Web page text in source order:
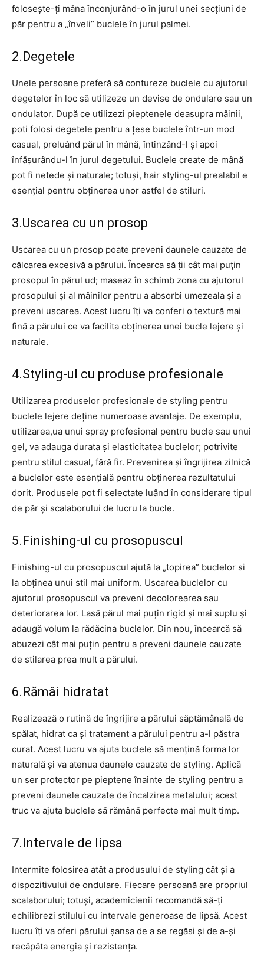
folosește-ți mâna înconjurând-o în jurul unei secțiuni de
păr pentru a „înveli” buclele în jurul palmei.
2.Degetele
Unele persoane preferă să contureze buclele cu ajutorul
degetelor în loc să utilizeze un devise de ondulare sau un
ondulator. După ce utilizezi pieptenele deasupra mâinii,
poti folosi degetele pentru a țese buclele într-un mod
casual, preluând părul în mână, întinzând-l și apoi
înfășurându-l în jurul degetului. Buclele create de mână
pot fi netede și naturale; totuși, hair styling-ul prealabil e
esențial pentru obținerea unor astfel de stiluri.
3.Uscarea cu un prosop
Uscarea cu un prosop poate preveni daunele cauzate de
călcarea excesivă a părului. Încearca să ții cât mai puţin
prosopul în părul ud; maseaz în schimb zona cu ajutorul
prosopului și al mâinilor pentru a absorbi umezeala și a
preveni uscarea. Acest lucru îți va conferi o textură mai
fină a părului ce va facilita obținerea unei bucle lejere și
naturale.
4.Styling-ul cu produse profesionale
Utilizarea produselor profesionale de styling pentru
buclele lejere deține numeroase avantaje. De exemplu,
utilizarea,ua unui spray profesional pentru bucle sau unui
gel, va adauga durata și elasticitatea buclelor; potrivite
pentru stilul casual, fără fir. Prevenirea și îngrijirea zilnică
a buclelor este esențială pentru obținerea rezultatului
dorit. Produsele pot fi selectate luând în considerare tipul
de păr și scalaborului de lucru la bucle.
5.Finishing-ul cu prosopuscul
Finishing-ul cu prosopuscul ajută la „topirea” buclelor si
la obținea unui stil mai uniform. Uscarea buclelor cu
ajutorul prosopuscul va preveni decolorearea sau
deteriorarea lor. Lasă părul mai puțin rigid și mai suplu și
adaugă volum la rădăcina buclelor. Din nou, încearcă să
abuzezi cât mai puțin pentru a preveni daunele cauzate
de stilarea prea mult a părului.
6.Rămâi hidratat
Realizează o rutină de îngrijire a părului săptămânală de
spălat, hidrat ca și tratament a părului pentru a-l păstra
curat. Acest lucru va ajuta buclele să mențină forma lor
naturală și va atenua daunele cauzate de styling. Aplică
un ser protector pe pieptene înainte de styling pentru a
preveni daunele cauzate de încalzirea metalului; acest
truc va ajuta buclele să rămână perfecte mai mult timp.
7.Intervale de lipsa
Intermite folosirea atât a produsului de styling cât și a
dispozitivului de ondulare. Fiecare persoană are propriul
scalaborului; totuși, academicienii recomandă să-ți
echilibrezi stilului cu intervale generoase de lipsă. Acest
lucru îți va oferi părului șansa de a se regăsi și de a-și
recăpăta energia și rezistența.